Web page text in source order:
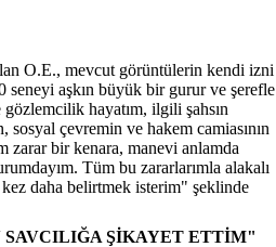
O.E., mevcut görüntülerin kendi izni
seneyi aşkın büyük bir gurur ve şerefle
hayatım, ilgili şahsın
çevremin ve hakem camiasının
zarar bir kenara, manevi anlamda
Tüm bu zararlarımla alakalı
daha belirtmek isterim" şeklinde
ŞİKAYET ETTİM"